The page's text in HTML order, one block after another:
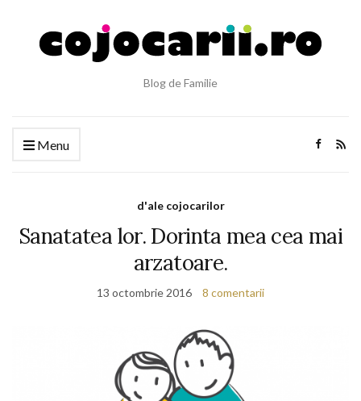
Blog de Familie
Menu
d'ale cojocarilor
Sanatatea lor. Dorinta mea cea mai
arzatoare.
13 octombrie 2016 8 comentarii